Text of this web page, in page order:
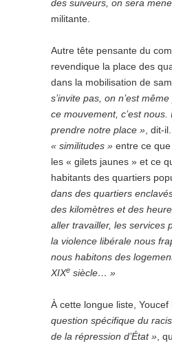
des suiveurs, on sera
militante.
Autre tête pensante du
revendique la place des
dans la mobilisation de
s’invite pas, on n’est même
ce mouvement, c’est nous.
prendre notre place » , dit-
« similitudes » entre ce
les « gilets jaunes » et ce
habitants des quartiers
dans des quartiers
des kilomètres et des
aller travailler, les services
la violence libérale nous
nous habitons des
XIXe siècle… »
À cette longue liste, Youcef
question spécifique du
de la répression d’État » ,